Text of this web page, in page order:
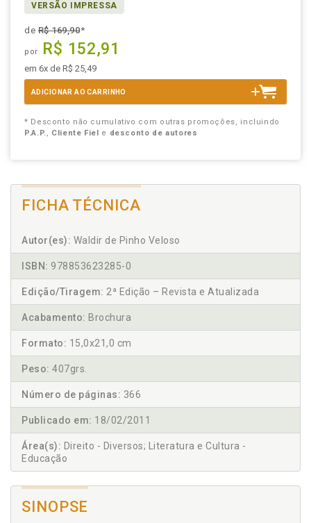
VERSÃO IMPRESSA
deR$ 169,90*
por R$ 152,91
em 6x de R$ 25,49
ADICIONAR AO CARRINHO
* Desconto não cumulativo com outras promoções, incluindo
P.A.P., Cliente Fiel e desconto de autores
FICHA TÉCNICA
Autor(es): Waldir de Pinho Veloso
ISBN: 978853623285-0
Edição/Tiragem: 2ª Edição – Revista e Atualizada
Acabamento: Brochura
Formato: 15,0x21,0 cm
Peso: 407grs.
Número de páginas: 366
Publicado em: 18/02/2011
Área(s): Direito - Diversos; Literatura e Cultura -
Educação
SINOPSE